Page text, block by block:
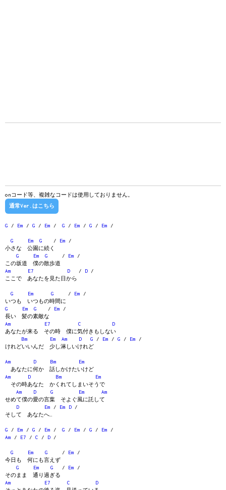
onコード等、複雑なコードは使用しておりません。
通常Ver.はこちら
G / Em / G / Em / G / Em / G / Em /
G Em G / Em /
小さな 公園に続く
G
Em G / Em /
この坂道 僕の散歩道
Am
E7 D / D /
ここで あなたを見た日から
G Em G / Em /
いつも いつもの時間に
G
Em G / Em /
長い 髪の素敵な
Am
E7 C
D
あなたが来る その時 僕に気付きもしない
Bm
Em Am D G / Em / G / Em /
けれどいいんだ 少し淋しいけれど
Am D Bm
Em
あなたに何か 話しかけたいけど
Am
D Bm
Em
その時あなた かくれてしまいそうで
Am
D G Em
Am
せめて僕の愛の言葉 そよぐ風に託して
D
Em / Em D /
そして あなたへ…
G / Em / G / Em / G / Em / G / Em /
Am / E7 / C / D /
G Em G / Em /
今日も 何にも言えず
G
Em G / Em /
そのまま 通り過ぎる
Am
E7 C
D